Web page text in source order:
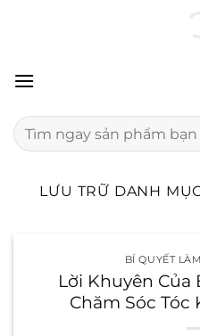
dung
Tìm
kiếm:
LƯU TRỮ DANH
BÍ QUYẾT
Lời Khuyên Của
Chăm Sóc Tóc